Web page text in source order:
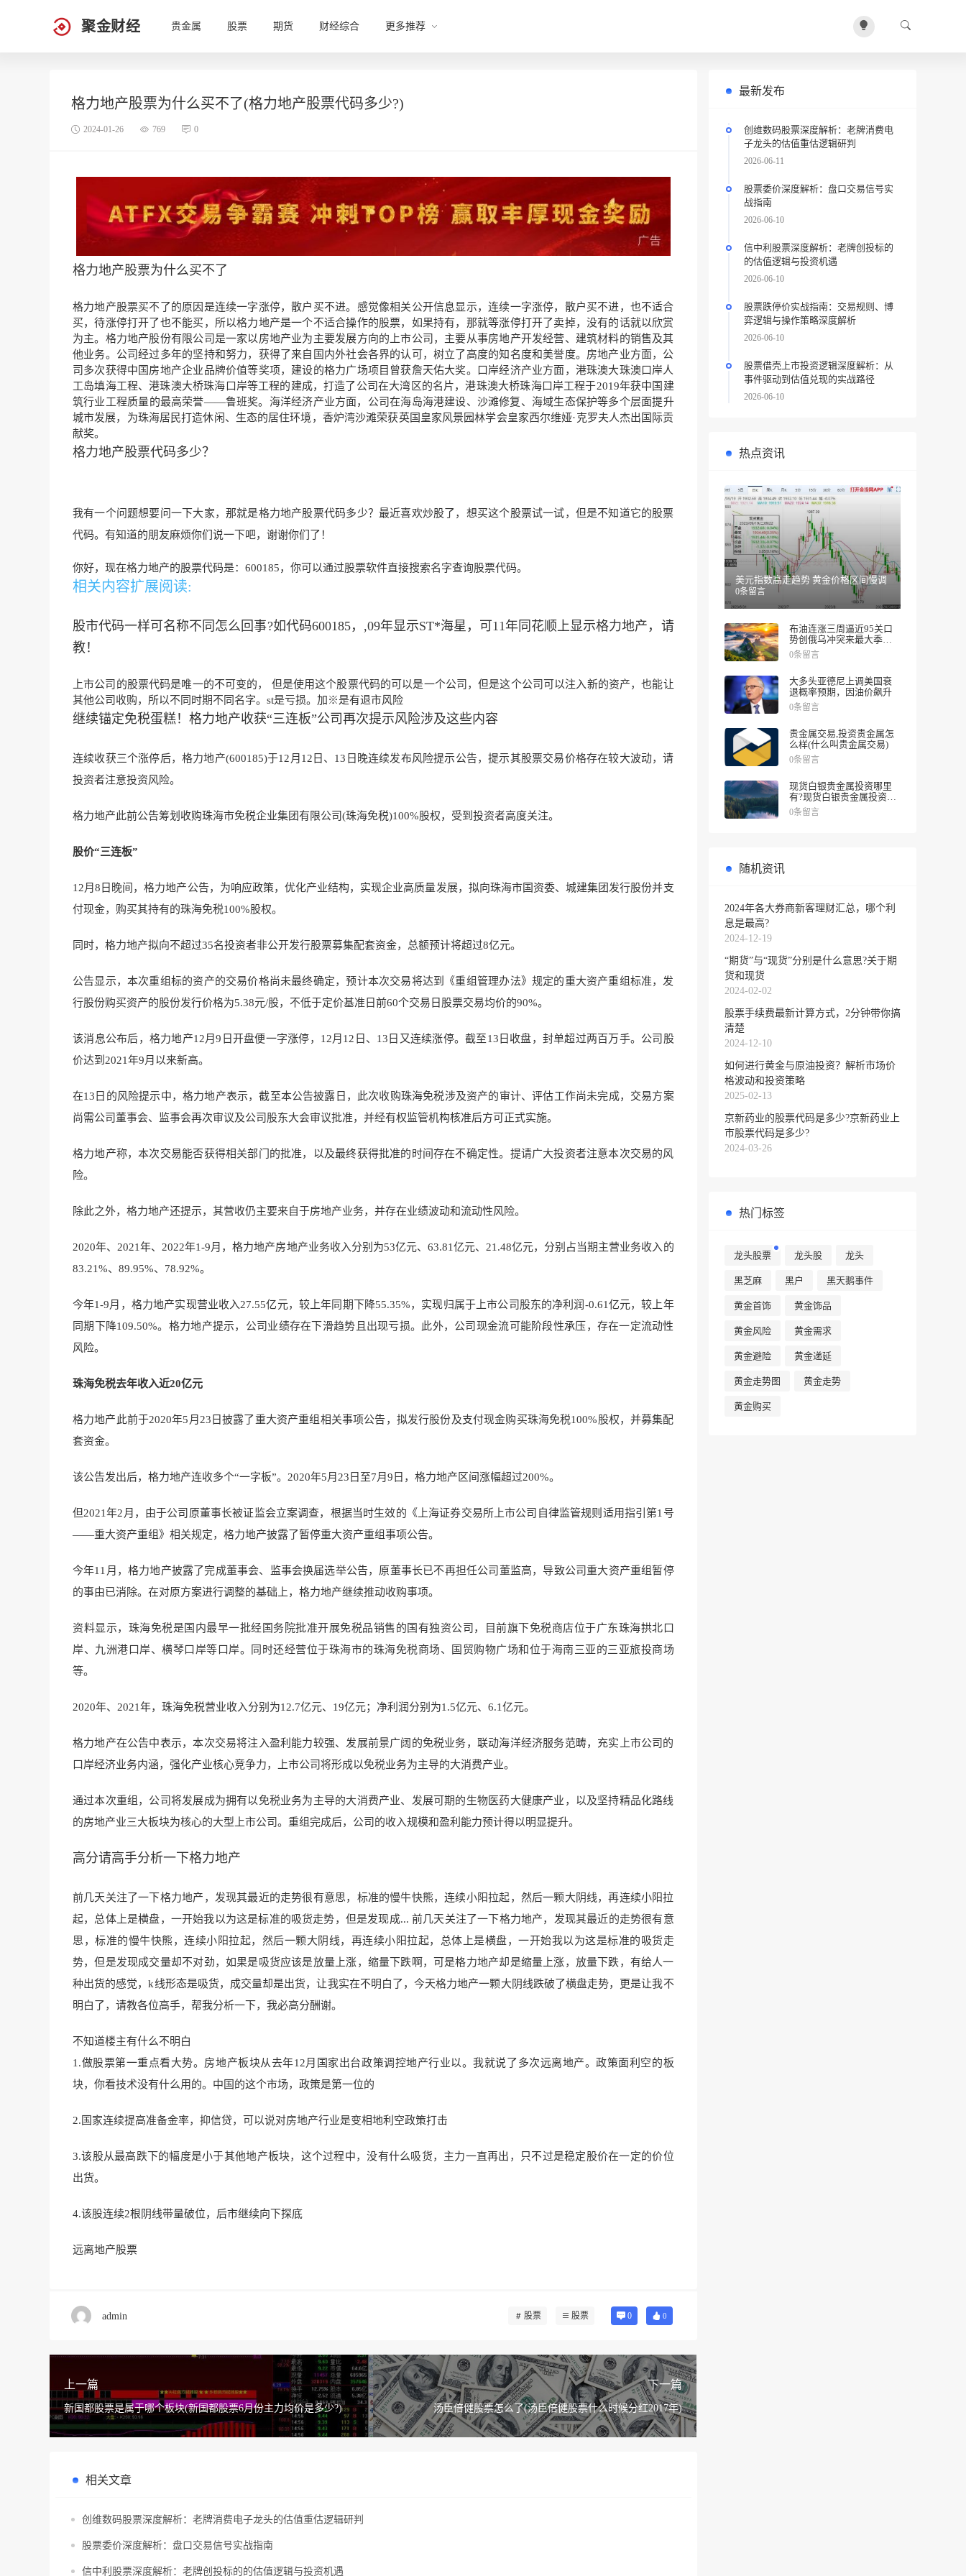
聚金财经 贵金属 股票 期货 财经综合 更多推荐
格力地产股票为什么买不了(格力地产股票代码多少?)
2024-01-26 769 0
格力地产股票为什么买不了
格力地产股票买不了的原因是连续一字涨停，散户买不进。感觉像相关公开信息显示，连续一字涨停，散户买不进，也不适合
买，待涨停打开了也不能买，所以格力地产是一个不适合操作的股票，如果持有，那就等涨停打开了卖掉，没有的话就以欣赏
为主。格力地产股份有限公司是一家以房地产业为主要发展方向的上市公司，主要从事房地产开发经营、建筑材料的销售及其
他业务。公司经过多年的坚持和努力，获得了来自国内外社会各界的认可，树立了高度的知名度和美誉度。房地产业方面，公
司多次获得中国房地产企业品牌价值等奖项，建设的格力广场项目曾获詹天佑大奖。口岸经济产业方面，港珠澳大珠澳口岸人
工岛填海工程、港珠澳大桥珠海口岸等工程的建成，打造了公司在大湾区的名片，港珠澳大桥珠海口岸工程于2019年获中国建
筑行业工程质量的最高荣誉——鲁班奖。海洋经济产业方面，公司在海岛海港建设、沙滩修复、海域生态保护等多个层面提升
城市发展，为珠海居民打造休闲、生态的居住环境，香炉湾沙滩荣获英国皇家风景园林学会皇家西尔维娅·克罗夫人杰出国际贡
献奖。
格力地产股票代码多少？
我有一个问题想要问一下大家，那就是格力地产股票代码多少？最近喜欢炒股了，想买这个股票试一试，但是不知道它的股票
代码。有知道的朋友麻烦你们说一下吧，谢谢你们了！
你好，现在格力地产的股票代码是：600185，你可以通过股票软件直接搜索名字查询股票代码。
相关内容扩展阅读:
股市代码一样可名称不同怎么回事?如代码600185，,09年显示ST*海星，可11年同花顺上显示格力地产，请
教！
上市公司的股票代码是唯一的不可变的， 但是使用这个股票代码的可以是一个公司，但是这个公司可以注入新的资产，也能让
其他公司收购，所以不同时期不同名字。st是亏损。加※是有退市风险
继续锚定免税蛋糕！格力地产收获“三连板”公司再次提示风险涉及这些内容
连续收获三个涨停后，格力地产(600185)于12月12日、13日晚连续发布风险提示公告，提示其股票交易价格存在较大波动，请
投资者注意投资风险。
格力地产此前公告筹划收购珠海市免税企业集团有限公司(珠海免税)100%股权，受到投资者高度关注。
股价“三连板”
12月8日晚间，格力地产公告，为响应政策，优化产业结构，实现企业高质量发展，拟向珠海市国资委、城建集团发行股份并支
付现金，购买其持有的珠海免税100%股权。
同时，格力地产拟向不超过35名投资者非公开发行股票募集配套资金，总额预计将超过8亿元。
公告显示，本次重组标的资产的交易价格尚未最终确定，预计本次交易将达到《重组管理办法》规定的重大资产重组标准，发
行股份购买资产的股份发行价格为5.38元/股，不低于定价基准日前60个交易日股票交易均价的90%。
该消息公布后，格力地产12月9日开盘便一字涨停，12月12日、13日又连续涨停。截至13日收盘，封单超过两百万手。公司股
价达到2021年9月以来新高。
在13日的风险提示中，格力地产表示，截至本公告披露日，此次收购珠海免税涉及资产的审计、评估工作尚未完成，交易方案
尚需公司董事会、监事会再次审议及公司股东大会审议批准，并经有权监管机构核准后方可正式实施。
格力地产称，本次交易能否获得相关部门的批准，以及最终获得批准的时间存在不确定性。提请广大投资者注意本次交易的风
险。
除此之外，格力地产还提示，其营收仍主要来自于房地产业务，并存在业绩波动和流动性风险。
2020年、2021年、2022年1-9月，格力地产房地产业务收入分别为53亿元、63.81亿元、21.48亿元，分别占当期主营业务收入的
83.21%、89.95%、78.92%。
今年1-9月，格力地产实现营业收入27.55亿元，较上年同期下降55.35%，实现归属于上市公司股东的净利润-0.61亿元，较上年
同期下降109.50%。格力地产提示，公司业绩存在下滑趋势且出现亏损。此外，公司现金流可能阶段性承压，存在一定流动性
风险。
珠海免税去年收入近20亿元
格力地产此前于2020年5月23日披露了重大资产重组相关事项公告，拟发行股份及支付现金购买珠海免税100%股权，并募集配
套资金。
该公告发出后，格力地产连收多个“一字板”。2020年5月23日至7月9日，格力地产区间涨幅超过200%。
但2021年2月，由于公司原董事长被证监会立案调查，根据当时生效的《上海证券交易所上市公司自律监管规则适用指引第1号
——重大资产重组》相关规定，格力地产披露了暂停重大资产重组事项公告。
今年11月，格力地产披露了完成董事会、监事会换届选举公告，原董事长已不再担任公司董监高，导致公司重大资产重组暂停
的事由已消除。在对原方案进行调整的基础上，格力地产继续推动收购事项。
资料显示，珠海免税是国内最早一批经国务院批准开展免税品销售的国有独资公司，目前旗下免税商店位于广东珠海拱北口
岸、九洲港口岸、横琴口岸等口岸。同时还经营位于珠海市的珠海免税商场、国贸购物广场和位于海南三亚的三亚旅投商场
等。
2020年、2021年，珠海免税营业收入分别为12.7亿元、19亿元；净利润分别为1.5亿元、6.1亿元。
格力地产在公告中表示，本次交易将注入盈利能力较强、发展前景广阔的免税业务，联动海洋经济服务范畴，充实上市公司的
口岸经济业务内涵，强化产业核心竞争力，上市公司将形成以免税业务为主导的大消费产业。
通过本次重组，公司将发展成为拥有以免税业务为主导的大消费产业、发展可期的生物医药大健康产业，以及坚持精品化路线
的房地产业三大板块为核心的大型上市公司。重组完成后，公司的收入规模和盈利能力预计得以明显提升。
高分请高手分析一下格力地产
前几天关注了一下格力地产，发现其最近的走势很有意思，标准的慢牛快熊，连续小阳拉起，然后一颗大阴线，再连续小阳拉
起，总体上是横盘，一开始我以为这是标准的吸货走势，但是发现成... 前几天关注了一下格力地产，发现其最近的走势很有意
思，标准的慢牛快熊，连续小阳拉起，然后一颗大阴线，再连续小阳拉起，总体上是横盘，一开始我以为这是标准的吸货走
势，但是发现成交量却不对劲，如果是吸货应该是放量上涨，缩量下跌啊，可是格力地产却是缩量上涨，放量下跌，有给人一
种出货的感觉，k线形态是吸货，成交量却是出货，让我实在不明白了，今天格力地产一颗大阴线跌破了横盘走势，更是让我不
明白了，请教各位高手，帮我分析一下，我必高分酬谢。
不知道楼主有什么不明白
1.做股票第一重点看大势。房地产板块从去年12月国家出台政策调控地产行业以。我就说了多次远离地产。政策面利空的板
块，你看技术没有什么用的。中国的这个市场，政策是第一位的
2.国家连续提高准备金率，抑信贷，可以说对房地产行业是变相地利空政策打击
3.该股从最高跌下的幅度是小于其他地产板块，这个过程中，没有什么吸货，主力一直再出，只不过是稳定股价在一定的价位
出货。
4.该股连续2根阴线带量破位，后市继续向下探底
远离地产股票
admin 股票 股票 0 0
上一篇
新国都股票是属于哪个板块(新国都股票6月份主力均价是多少?)
下一篇
汤臣倍健股票怎么了(汤臣倍健股票什么时候分红2017年)
相关文章
创维数码股票深度解析：老牌消费电子龙头的估值重估逻辑研判
股票委价深度解析：盘口交易信号实战指南
信中利股票深度解析：老牌创投标的的估值逻辑与投资机遇
最新发布
创维数码股票深度解析：老牌消费电
子龙头的估值重估逻辑研判
2026-06-11
股票委价深度解析：盘口交易信号实
战指南
2026-06-10
信中利股票深度解析：老牌创投标的
的估值逻辑与投资机遇
2026-06-10
股票跌停价实战指南：交易规则、博
弈逻辑与操作策略深度解析
2026-06-10
股票借壳上市投资逻辑深度解析：从
事件驱动到估值兑现的实战路径
2026-06-10
热点资讯
美元指数高走趋势 黄金价格区间慢调
0条留言
布油连涨三周逼近95关口
势创俄乌冲突来最大季度
涨幅
0条留言
大多头亚德尼上调美国衰
退概率预期，因油价飙升
0条留言
贵金属交易,投资贵金属怎
么样(什么叫贵金属交易)
0条留言
现货白银贵金属投资哪里
有?现货白银贵金属投资被
诱导投资亏损
0条留言
随机资讯
2024年各大券商新客理财汇总，哪个利
息是最高?
2024-12-19
“期货”与“现货”分别是什么意思?关于期
货和现货
2024-02-02
股票手续费最新计算方式，2分钟带你搞
清楚
2024-12-10
如何进行黄金与原油投资？解析市场价
格波动和投资策略
2025-02-13
京新药业的股票代码是多少?京新药业上
市股票代码是多少?
2024-03-26
热门标签
龙头股票 龙头股 龙头
黑芝麻 黑户 黑天鹅事件
黄金首饰 黄金饰品
黄金风险 黄金需求
黄金避险 黄金递延
黄金走势图 黄金走势
黄金购买